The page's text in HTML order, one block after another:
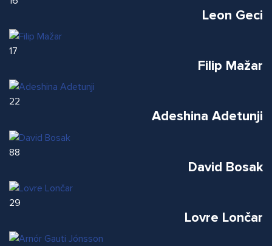
Leon Geci
17
Filip Mažar
22
Adeshina Adetunji
88
David Bosak
29
Lovre Lončar